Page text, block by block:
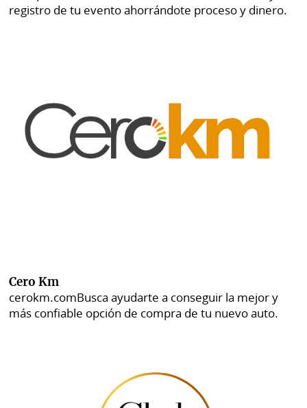
registro de tu evento ahorrándote proceso y dinero.
Cero Km
cerokm.comBusca ayudarte a conseguir la mejor y
más confiable opción de compra de tu nuevo auto.